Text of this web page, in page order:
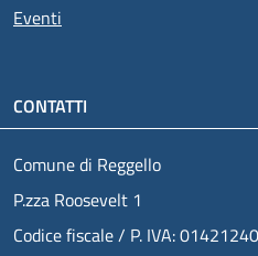
Eventi
CONTATTI
Comune di Reggello
P.zza Roosevelt 1
Codice fiscale / P. IVA: